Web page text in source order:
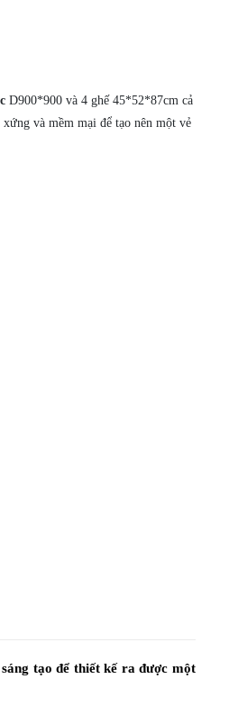
D900*900 và 4 ghế 45*52*87cm cả
và mềm mại để tạo nên một vẻ
tạo để thiết kế ra được một